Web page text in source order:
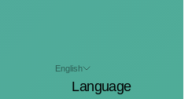
English
Language